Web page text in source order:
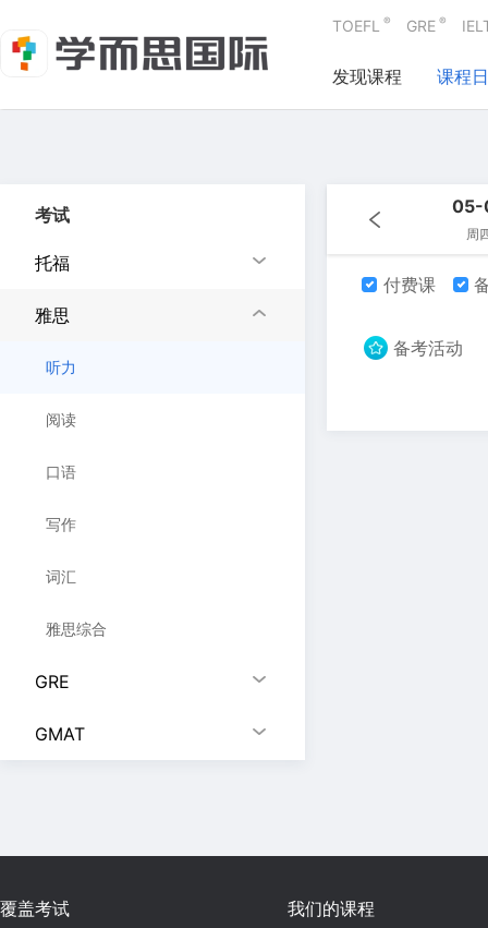
TOEFL ® GRE ®
发现课程 课程
考试
托福
雅思
听力
阅读
口语
写作
词汇
雅思综合
GRE
GMAT
05-
周
付费课
备考活动
覆盖考试 我们的课程